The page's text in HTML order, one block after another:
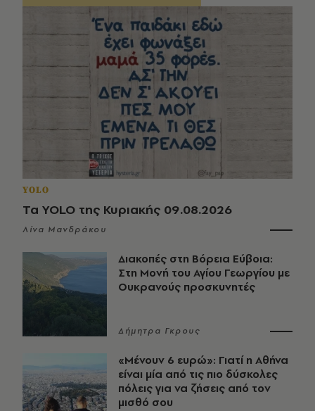
YOLO
Τα YOLO της Κυριακής 09.08.2026
Λίνα Μανδράκου
Διακοπές στη Βόρεια Εύβοια:
Στη Μονή του Αγίου Γεωργίου με
Ουκρανούς προσκυνητές
Δήμητρα Γκρους
«Μένουν 6 ευρώ»: Γιατί η Αθήνα
είναι μία από τις πιο δύσκολες
πόλεις για να ζήσεις από τον
μισθό σου